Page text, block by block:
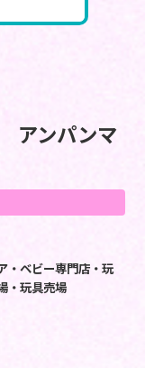
アンパンマ
・ベビー専門店・玩
・玩具売場